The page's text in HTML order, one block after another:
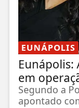
EUNÁPOLIS
Eunápolis:
em
Segundo a
apontado